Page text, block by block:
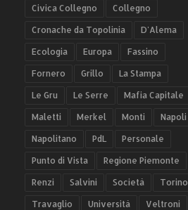
Civica Collegno Collegno
Cronache da Topolinia D'Alema
Ecologia Europa Fassino
Fornero Grillo La Stampa
Le Gru Le Serre Mafia Capitale
Maletti Merkel Monti Napoli
Napolitano PdL Personale
Punto di Vista Regione Piemonte
Renzi Salvini Società Torino
Travaglio Università Veltroni